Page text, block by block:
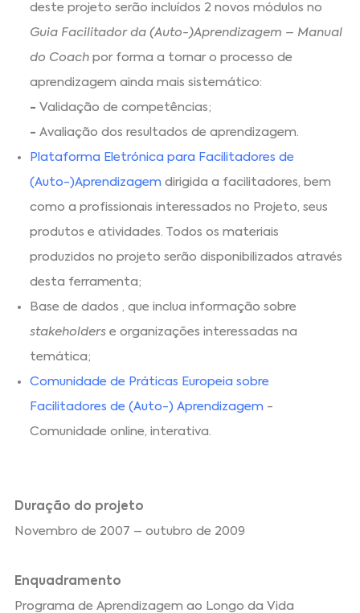
deste projeto serão incluídos 2 novos módulos no
Guia Facilitador da (Auto-)Aprendizagem – Manual
do Coach por forma a tornar o processo de
aprendizagem ainda mais sistemático:
- Validação de competências;
- Avaliação dos resultados de aprendizagem.
Plataforma Eletrónica para Facilitadores de
(Auto-)Aprendizagemdirigida a facilitadores, bem
como a profissionais interessados no Projeto, seus
produtos e atividades. Todos os materiais
produzidos no projeto serão disponibilizados através
desta ferramenta;
Base de dados , que inclua informação sobre
stakeholderse organizações interessadas na
temática;
Comunidade de Práticas Europeia sobre
Facilitadores de (Auto-) Aprendizagem-
Comunidade online, interativa.
Duração do projeto
Novembro de 2007 – outubro de 2009
Enquadramento
Programa de Aprendizagem ao Longo da Vida